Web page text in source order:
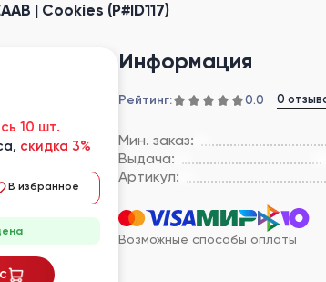
| Cookies (P#ID117)
Информация
Рейтинг: 0.0 0
Мин. заказ:
Выдача:
Артикул:
Возможные способы оплаты
10 шт.
скидка 3%
В избранное